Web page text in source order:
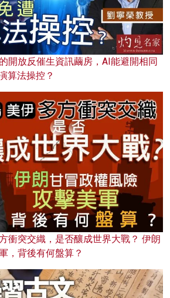
開放反催生資訊繭房，AI能避開相同
算法操控？
衝突交織，是否釀成世界大戰？ 伊朗
，背後有何盤算？